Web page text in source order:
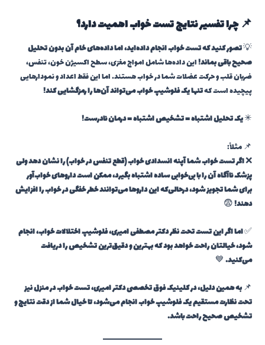
📌 چرا تفسیر نتایج تست خواب اهمیت دارد؟
💡تصور کنید که تست خواب انجام داده‌اید، اما داده‌های خام آن بدون تحلیل
صحیح باقی بماند!این داده‌ها شامل امواج مغزی، سطح اکسیژن خون، تنفس،
ضربان قلب و حرکت عضلات شما در خواب هستند. اما این فقط اعداد و نمودارهایی
پیچیده است کهتنها یک فلوشیپ خواب می‌تواند آن‌ها را رمزگشایی کند!
✳یک تحلیل اشتباه = تشخیص اشتباه = درمان نادرست!
📌 مثلاً:
❌اگر تست خواب شما آپنه انسدادی خواب (قطع تنفس در خواب) را نشان دهد ولی
پزشک ناآگاه آن را با بی‌خوابی ساده اشتباه بگیرد، ممکن است داروهای خواب‌آور
برای شما تجویز شود، درحالی‌که این داروها می‌توانند خطر خفگی در خواب را افزایش
دهند!😨
✅اما اگر این تست تحت نظر دکتر مصطفی امیری، فلوشیپ اختلالات خواب، انجام
شود، خیالتان راحت خواهد بود که بهترین و دقیق‌ترین تشخیص را دریافت
می‌کنید.💙
📌به همین دلیل، در کلینیک فوق تخصصی دکتر امیری، تست خواب در منزل نیز
تحت نظارت مستقیم یک فلوشیپ خواب انجام می‌شود، تا خیال شما از دقت نتایج و
تشخیص صحیح راحت باشد.